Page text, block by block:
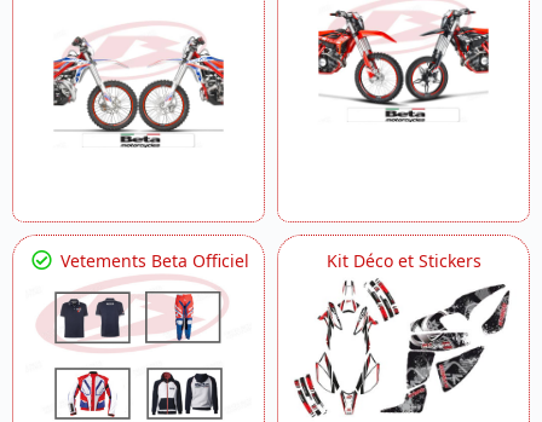
Vetements Beta Officiel Kit Déco et Stickers